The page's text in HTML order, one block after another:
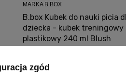
MARKA B.BOX
B.box Kubek do nauki picia
dziecka - kubek treningowy
plastikowy 240 ml Blush
zgód